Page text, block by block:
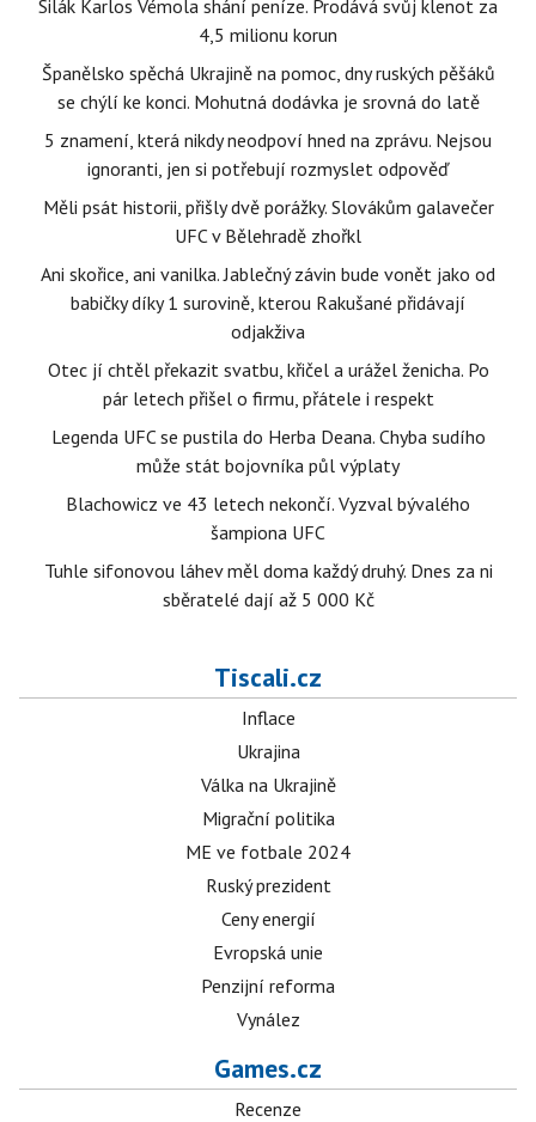
Silák Karlos Vémola shání peníze. Prodává svůj klenot za
4,5 milionu korun
Španělsko spěchá Ukrajině na pomoc, dny ruských pěšáků
se chýlí ke konci. Mohutná dodávka je srovná do latě
5 znamení, která nikdy neodpoví hned na zprávu. Nejsou
ignoranti, jen si potřebují rozmyslet odpověď
Měli psát historii, přišly dvě porážky. Slovákům galavečer
UFC v Bělehradě zhořkl
Ani skořice, ani vanilka. Jablečný závin bude vonět jako od
babičky díky 1 surovině, kterou Rakušané přidávají
odjakživa
Otec jí chtěl překazit svatbu, křičel a urážel ženicha. Po
pár letech přišel o firmu, přátele i respekt
Legenda UFC se pustila do Herba Deana. Chyba sudího
může stát bojovníka půl výplaty
Blachowicz ve 43 letech nekončí. Vyzval bývalého
šampiona UFC
Tuhle sifonovou láhev měl doma každý druhý. Dnes za ni
sběratelé dají až 5 000 Kč
Tiscali.cz
Inflace
Ukrajina
Válka na Ukrajině
Migrační politika
ME ve fotbale 2024
Ruský prezident
Ceny energií
Evropská unie
Penzijní reforma
Vynález
Games.cz
Recenze